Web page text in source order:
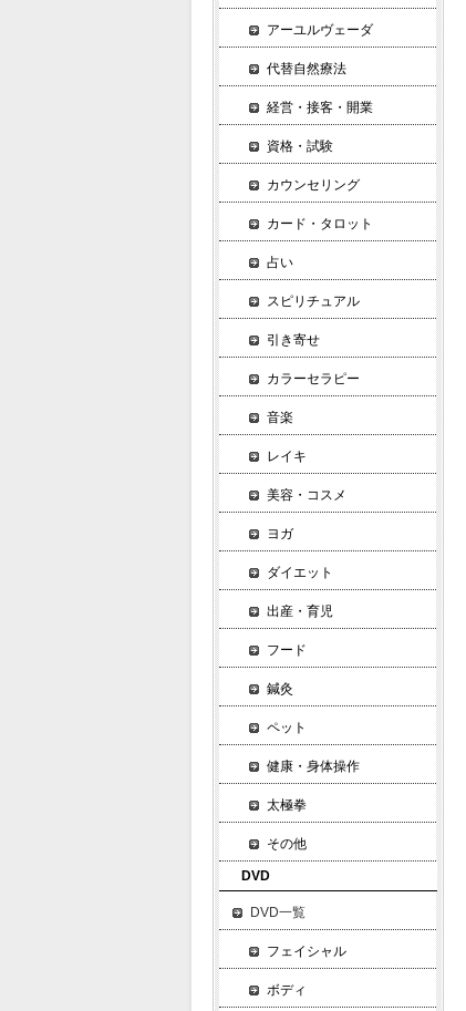
アーユルヴェーダ
代替自然療法
経営・接客・開業
資格・試験
カウンセリング
カード・タロット
占い
スピリチュアル
引き寄せ
カラーセラピー
音楽
レイキ
美容・コスメ
ヨガ
ダイエット
出産・育児
フード
鍼灸
ペット
健康・身体操作
太極拳
その他
DVD
DVD一覧
フェイシャル
ボディ